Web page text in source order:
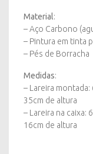
Material:
– Aço Carbono
– Pintura em tinta
– Pés de Borracha
Medidas:
– Lareira
35cm de altura
– Lareira na caixa:
16cm de altura